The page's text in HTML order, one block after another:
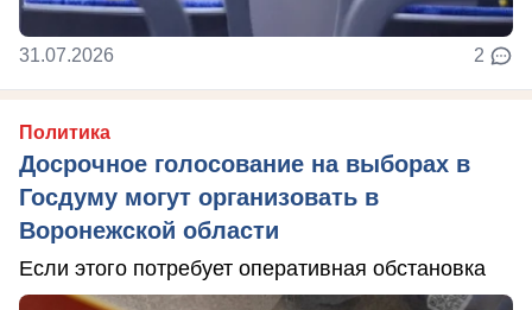
31.07.2026 2
Политика
Досрочное голосование на выборах в
Госдуму могут организовать в
Воронежской области
Если этого потребует оперативная обстановка